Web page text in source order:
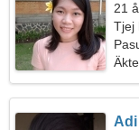
21
Tjej
Adi